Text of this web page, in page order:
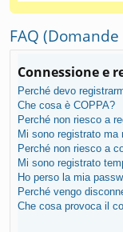
FAQ
Connessione e
Perché devo
Che cosa è COPPA?
Perché non riesco a
Mi sono registrato ma
Perché non riesco a
Mi sono registrato
Ho perso la mia
Perché vengo
Che cosa provoca il